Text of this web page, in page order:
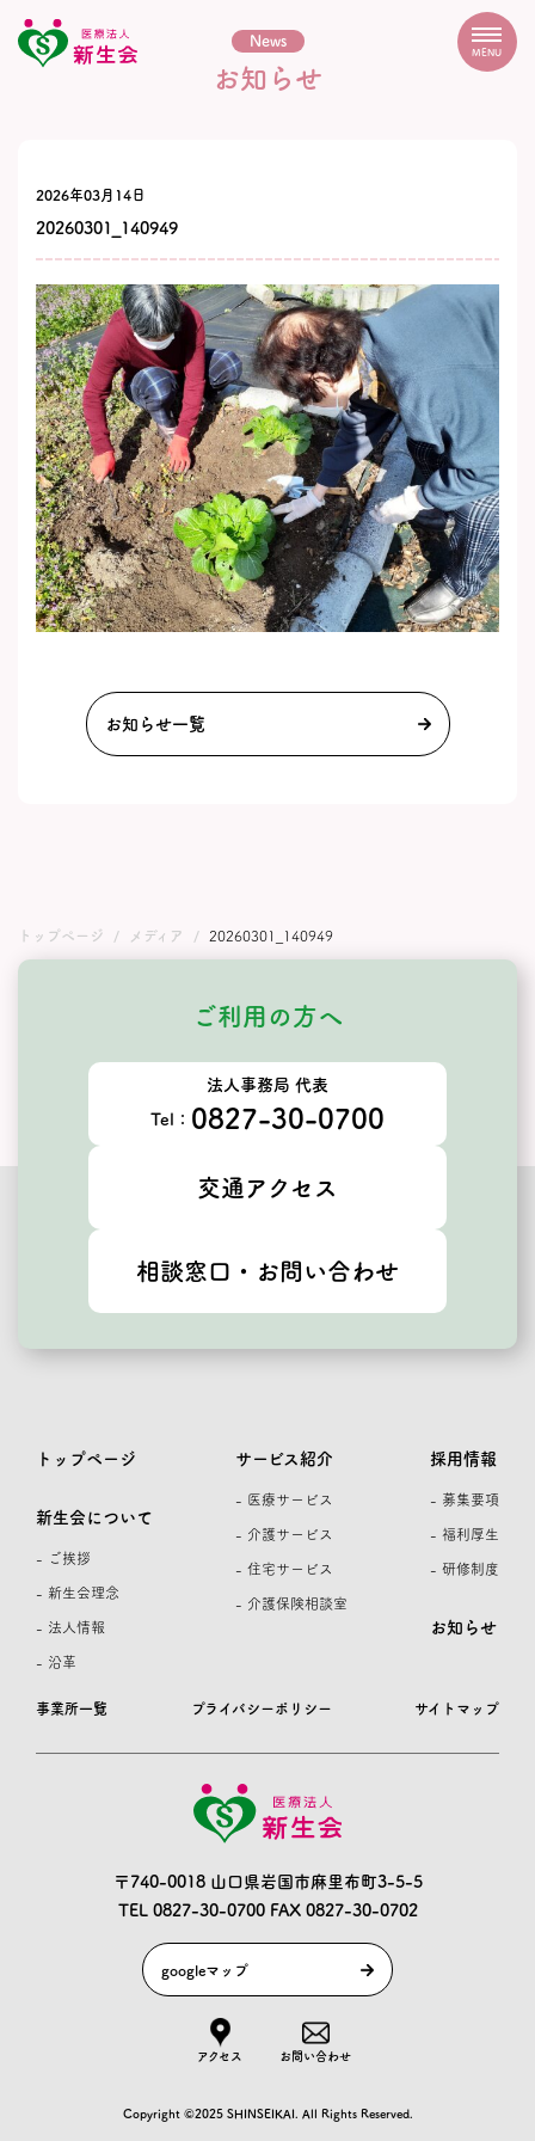
MENU
News
お知らせ
2026年03月14日
20260301_140949
お知らせ一覧
トップページ メディア 20260301_140949
ご利用の方へ
法人事務局 代表
Tel： 0827-30-0700
交通アクセス
相談窓口・お問い合わせ
〒740-0018 山口県岩国市麻里布町3-5-5
TEL 0827-30-0700FAX 0827-30-0702
googleマップ
アクセス お問い合わせ
事業所一覧 プライバシーポリシー サイトマップ
トップページ
新生会について
- ご挨拶
- 新生会理念
- 法人情報
- 沿革
サービス紹介
- 医療サービス
- 介護サービス
- 住宅サービス
- 介護保険相談室
採用情報
- 募集要項
- 福利厚生
- 研修制度
お知らせ
Copyright ©2025 SHINSEIKAI. All Rights Reserved.